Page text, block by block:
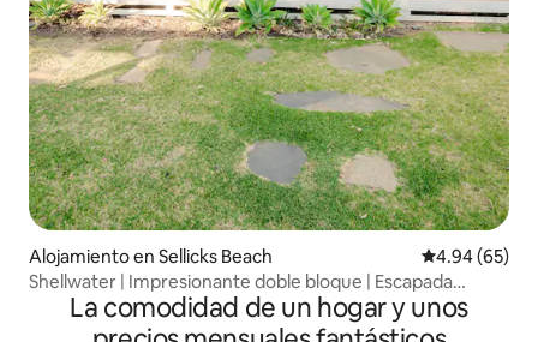
Alojamiento en Sellicks Beach Calificación
4.94 (65)
Shellwater | Impresionante doble bloque | Escapada
familiarLa comodidad de un hogar y unos